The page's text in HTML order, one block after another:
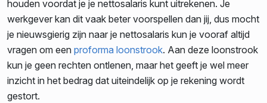
houden voordat je je nettosalaris kunt uitrekenen. Je
werkgever kan dit vaak beter voorspellen dan jij, dus mocht
je nieuwsgierig zijn naar je nettosalaris kun je vooraf altijd
vragen om een proforma loonstrook. Aan deze loonstrook
kun je geen rechten ontlenen, maar het geeft je wel meer
inzicht in het bedrag dat uiteindelijk op je rekening wordt
gestort.